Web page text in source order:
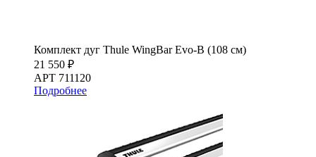
Комплект дуг Thule WingBar Evo-B (108 см)
21 550 ₽
АРТ 711120
Подробнее